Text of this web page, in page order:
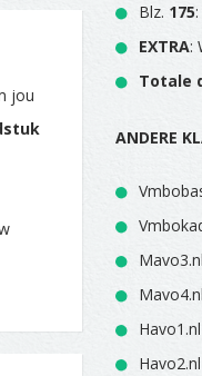
jou
Blz. 175:
EXTRA:
Totale
ANDERE
Mavo3.nl
Mavo4.nl
Havo1.nl
Havo2.nl